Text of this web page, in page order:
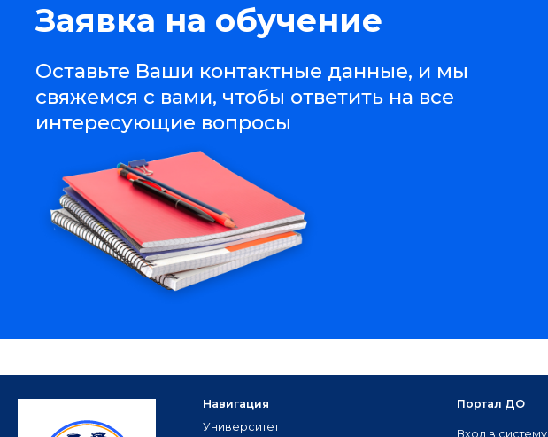
Заявка на обучение
Оставьте Ваши контактные данные, и мы
свяжемся с вами, чтобы ответить на все
интересующие вопросы
Навигация
Университет
Портал ДО
Вход в систему